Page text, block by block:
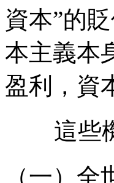
資本”的
本主義本
盈利，資
這些
（一）全